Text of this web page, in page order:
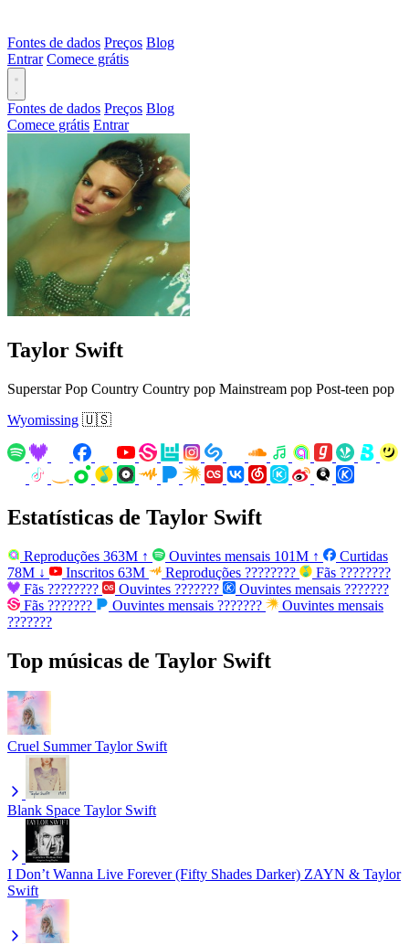
Fontes de dados Preços Blog
Entrar Comece grátis
Fontes de dados Preços Blog
Comece grátis Entrar
Taylor Swift
Superstar Pop Country Country pop Mainstream pop Post-teen pop
Wyomissing 🇺🇸
Estatísticas de Taylor Swift
Reproduções 363M ↑ Ouvintes mensais 101M ↑
Curtidas
78M ↓ Inscritos 63M Reproduções ???????? Fãs ????????
Fãs ???????? Ouvintes ??????? Ouvintes mensais ???????
Fãs ??????? Ouvintes mensais ???????
Ouvintes mensais
???????
Top músicas de Taylor Swift
Cruel Summer Taylor Swift
Blank Space Taylor Swift
I Don’t Wanna Live Forever (Fifty Shades Darker) ZAYN & Taylor
Swift